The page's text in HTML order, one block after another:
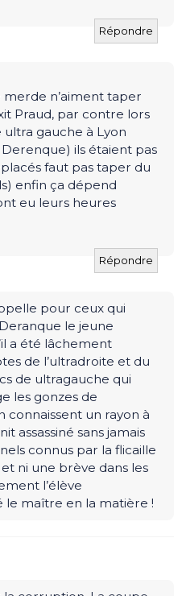
Répondre
merde n’aiment taper
Praud, par contre lors
gauche à Lyon
ils étaient pas
faut pas taper du
enfin ça dépend
eu leurs heures
Répondre
pour ceux qui
Deranque le jeune
a été lâchement
de l’ultradroite et du
de ultragauche qui
les gonzes de
connaissent un rayon à
assassiné sans jamais
connus par la flicaille
ni une brève dans les
l’élève
le maître en la matière !